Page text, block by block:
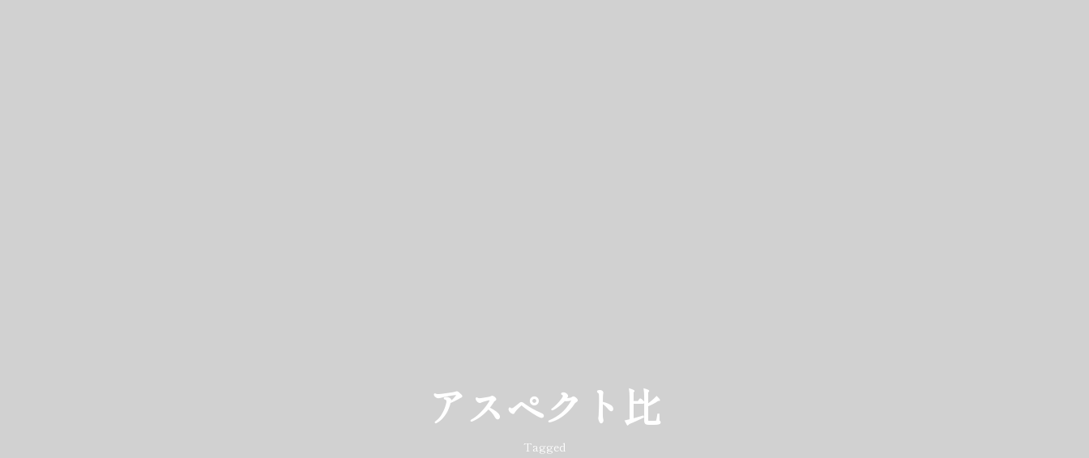
アスペクト比
Tagged